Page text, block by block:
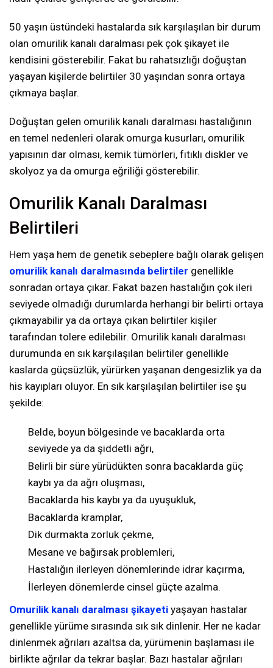
50 yaşın üstündeki hastalarda sık karşılaşılan bir durum
olan omurilik kanalı daralması pek çok şikayet ile
kendisini gösterebilir. Fakat bu rahatsızlığı doğuştan
yaşayan kişilerde belirtiler 30 yaşından sonra ortaya
çıkmaya başlar.
Doğuştan gelen omurilik kanalı daralması hastalığının
en temel nedenleri olarak omurga kusurları, omurilik
yapısının dar olması, kemik tümörleri, fıtıklı diskler ve
skolyoz ya da omurga eğriliği gösterebilir.
Omurilik Kanalı Daralması
Belirtileri
Hem yaşa hem de genetik sebeplere bağlı olarak gelişen
omurilik kanalı daralmasında belirtiler genellikle
sonradan ortaya çıkar. Fakat bazen hastalığın çok ileri
seviyede olmadığı durumlarda herhangi bir belirti ortaya
çıkmayabilir ya da ortaya çıkan belirtiler kişiler
tarafından tolere edilebilir. Omurilik kanalı daralması
durumunda en sık karşılaşılan belirtiler genellikle
kaslarda güçsüzlük, yürürken yaşanan dengesizlik ya da
his kayıpları oluyor. En sık karşılaşılan belirtiler ise şu
şekilde:
Belde, boyun bölgesinde ve bacaklarda orta
seviyede ya da şiddetli ağrı,
Belirli bir süre yürüdükten sonra bacaklarda güç
kaybı ya da ağrı oluşması,
Bacaklarda his kaybı ya da uyuşukluk,
Bacaklarda kramplar,
Dik durmakta zorluk çekme,
Mesane ve bağırsak problemleri,
Hastalığın ilerleyen dönemlerinde idrar kaçırma,
İlerleyen dönemlerde cinsel güçte azalma.
Omurilik kanalı daralması şikayeti yaşayan hastalar
genellikle yürüme sırasında sık sık dinlenir. Her ne kadar
dinlenmek ağrıları azaltsa da, yürümenin başlaması ile
birlikte ağrılar da tekrar başlar. Bazı hastalar ağrıları